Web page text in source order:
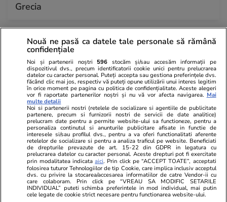
Grecia
Vacanțe și Cultură 19:55
O destinație de vacanță populară
printre români a fost măturată
furtuni violente. Turiștii au fost
Sănătate și
„Medicii mi-
timpul cu
Germania
Nouă ne pasă ca datele tale personale să rămână
confidențiale
Noi și partenerii noștri 596 stocăm și/sau accesăm informații pe
dispozitivul dvs., precum identificatorii cookie unici pentru prelucrarea
datelor cu caracter personal. Puteți accepta sau gestiona preferințele dvs.
făcând clic mai jos, respectiv vă puteți opune utilizării unui interes legitim
în orice moment pe pagina cu politica de confidențialitate. Aceste alegeri
vor fi raportate partenerilor noștri și nu vă vor afecta navigarea. Mai
multe detalii
Noi si partenerii nostri (retelele de socializare si agentiile de publicitate
partenere, precum si furnizorii nostri de servicii de date analitice)
prelucram date pentru a permite website-ului sa functioneze, pentru a
personaliza continutul si anunturile publicitare afisate in functie de
interesele si/sau profilul dvs., pentru a va oferi functionalitati aferente
retelelor de socializare si pentru a analiza traficul pe website. Beneficiati
de drepturile prevazute de art. 15-22 din GDPR in legatura cu
prelucrarea datelor cu caracter personal. Aceste drepturi pot fi exercitate
prin modalitatea indicataaici. Prin click pe “ACCEPT TOATE”, acceptati
folosirea tuturor Tehnologiilor de tip Cookie, care implica inclusiv acceptul
dvs. cu privire la stocarea/accesarea informatiilor de catre Vendor-ii cu
care colaboram. Prin click pe “VREAU SA MODIFIC SETARILE
INDIVIDUAL” puteti schimba preferintele in mod individual, mai putin
cele legate de cookie strict necesare pentru functionarea website-ului.